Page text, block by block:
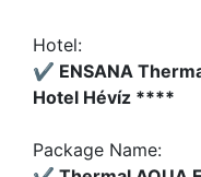
Hotel:
✔️ ENSANA
Hotel Hévíz ****
Package Name: